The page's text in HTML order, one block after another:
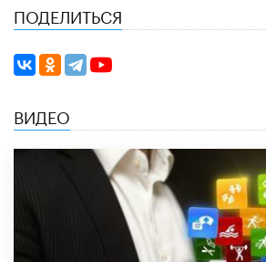
ПОДЕЛИТЬСЯ
ВИДЕО